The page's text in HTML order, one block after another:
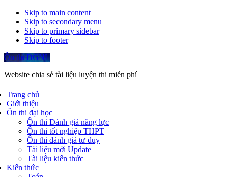
Skip to main content
Skip to secondary menu
Skip to primary sidebar
Skip to footer
Ôn thi ĐGNL
Website chia sẻ tài liệu luyện thi miễn phí
Trang chủ
Giới thiệu
Ôn thi đại học
Ôn thi Đánh giá năng lực
Ôn thi tốt nghiệp THPT
Ôn thi đánh giá tư duy
Tài liệu mới Update
Tài liệu kiến thức
Kiến thức